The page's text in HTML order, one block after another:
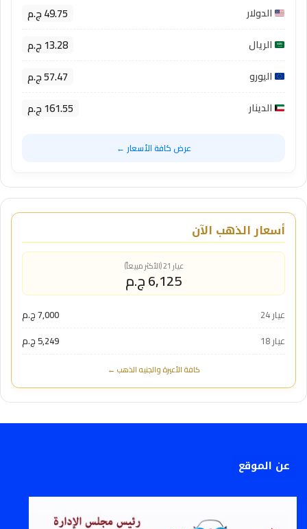
الدولار 49.75 ج.م
الريال 13.28 ج.م
اليورو 57.47 ج.م
الدينار 161.55 ج.م
عرض كافة الأسعار ←
أسعار الذهب الآن
عيار 21 (الأكثر مبيعاً)
6,125 ج.م
عيار 24
7,000 ج.م
عيار 18
5,249 ج.م
كافة الأعيرة والجنيه الذهب ←
عن الموقع